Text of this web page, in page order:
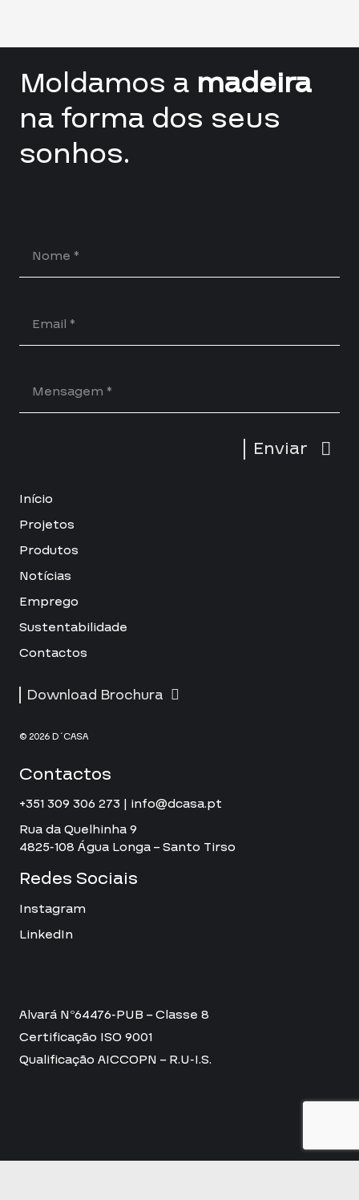
Moldamos a madeira
na forma dos seus
sonhos.
Enviar
Início
Projetos
Produtos
Notícias
Emprego
Sustentabilidade
Contactos
Download Brochura
© 2026 D´CASA
Contactos
+351 309 306 273 | info@dcasa.pt
Rua da Quelhinha 9
4825-108 Água Longa – Santo Tirso
Redes Sociais
Instagram
LinkedIn
Alvará Nº64476-PUB – Classe 8
Certificação ISO 9001
Qualificação AICCOPN – R.U-I.S.